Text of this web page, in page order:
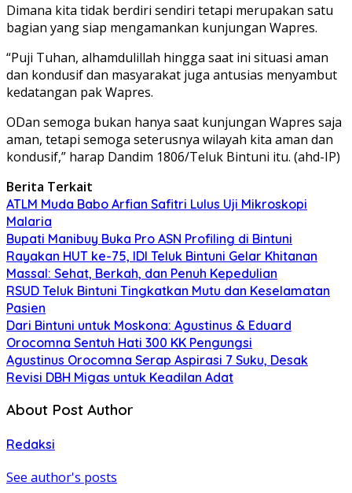
Dimana kita tidak berdiri sendiri tetapi merupakan satu
bagian yang siap mengamankan kunjungan Wapres.
“Puji Tuhan, alhamdulillah hingga saat ini situasi aman
dan kondusif dan masyarakat juga antusias menyambut
kedatangan pak Wapres.
ODan semoga bukan hanya saat kunjungan Wapres saja
aman, tetapi semoga seterusnya wilayah kita aman dan
kondusif,” harap Dandim 1806/Teluk Bintuni itu. (ahd-IP)
Berita Terkait
ATLM Muda Babo Arfian Safitri Lulus Uji Mikroskopi
Malaria
Bupati Manibuy Buka Pro ASN Profiling di Bintuni
Rayakan HUT ke-75, IDI Teluk Bintuni Gelar Khitanan
Massal: Sehat, Berkah, dan Penuh Kepedulian
RSUD Teluk Bintuni Tingkatkan Mutu dan Keselamatan
Pasien
Dari Bintuni untuk Moskona: Agustinus & Eduard
Orocomna Sentuh Hati 300 KK Pengungsi
Agustinus Orocomna Serap Aspirasi 7 Suku, Desak
Revisi DBH Migas untuk Keadilan Adat
About Post Author
Redaksi
See author's posts